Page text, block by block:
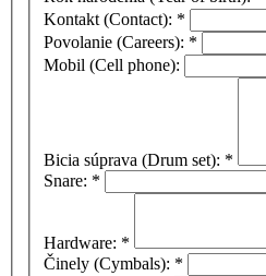
Kontakt (Contact): *
Povolanie (Careers): *
Mobil (Cell phone):
Bicia súprava (Drum set): *
Snare: *
Hardware: *
Činely (Cymbals): *